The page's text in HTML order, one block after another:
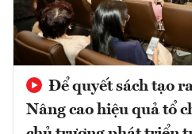
Để quyết sách tạo
Nâng cao hiệu quả tổ